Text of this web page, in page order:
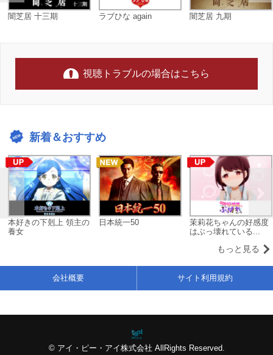
闇芝居 十三期 ラブひな again 闇芝居 九期
視聴トラブルの場合はこちら
新着＆おすすめ
本好きの下剋上 領主の
養女
日本統一50
茉莉花ちゃんの好感度
はぶっ壊れている...
もっと見る
© アイ・ピー・アイ株式会社 AllRights Reserved.
会社概要 サイト利用規約